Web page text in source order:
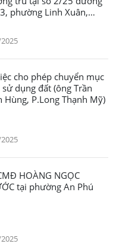
phường Linh Xuân,
diện tích 48,7m2 đất
cây hằng năm khác sang
cho phép chuyển mục
sử dụng đất (ông Trần
Hùng, P.Long Thạnh Mỹ)
HOÀNG NGỌC
tại phường An Phú